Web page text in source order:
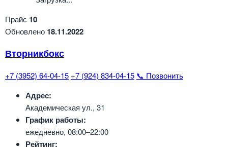
Прайс 10
Обновлено 18.11.2022
Вторникбокс
+7 (3952) 64-04-15 +7 (924) 834-04-15 📞 Позвонить
Адрес:
Академическая ул., 31
График работы:
ежедневно, 08:00–22:00
Рейтинг: